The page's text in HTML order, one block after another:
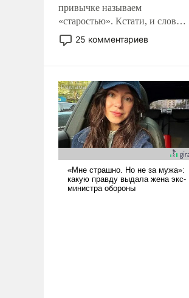
привычке называем
«старостью». Кстати, и слово-
то это уже стараются не
использовать – так же, как
что оно уже несет негативные
коннотации.
25 комментариев